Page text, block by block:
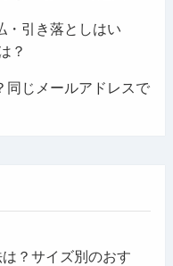
・引き落としはい
？
同じメールアドレスで
？サイズ別のおす